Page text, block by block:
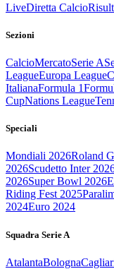
LiveDiretta Calcio
Sezioni
CalcioMercatoSerie A
LeagueEuropa League
ItalianaFormula 1
CupNations League
Speciali
Mondiali 2026Roland
2026Scudetto Inter
2026Super Bowl 2026
Riding Fest 2025
2024Euro 2024
Squadra Serie A
AtalantaBologna